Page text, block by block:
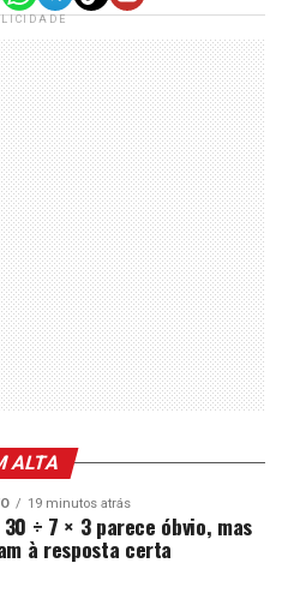
ALTA
19 minutos atrás
÷ 7 × 3 parece óbvio, mas
à resposta certa